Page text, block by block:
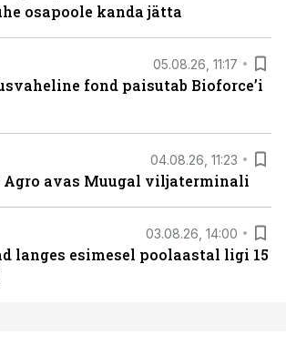
osapoole kanda jätta
05.08.26, 11:17
fond paisutab Bioforce’i
04.08.26, 11:23
Agro avas Muugal viljaterminali
03.08.26, 14:00
langes esimesel poolaastal ligi 15